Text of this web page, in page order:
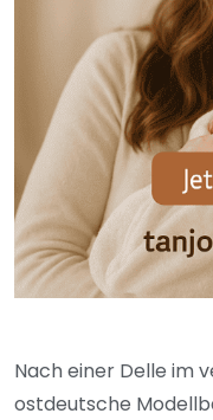
Nach einer Delle im
ostdeutsche